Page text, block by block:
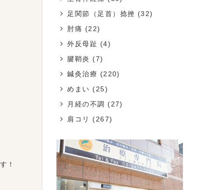
！
足関節（足首）捻挫 (32)
肘痛 (22)
外反母趾 (4)
腱鞘炎 (7)
鍼灸治療 (220)
めまい (25)
月経の不調
(27)
肩コリ
(267)